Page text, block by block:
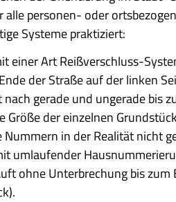
personen- oder
Systeme praktiziert:
einer Art Reißverschluss-
der Straße auf der linken
gerade und ungerade bis
Größe der einzelnen
in der Realität nicht
umlaufender
ohne Unterbrechung bis